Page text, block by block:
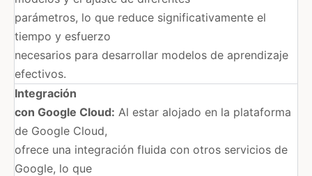
parámetros, lo que reduce significativamente el
tiempo y esfuerzo
necesarios para desarrollar modelos de aprendizaje
efectivos. ​
Integración
con Google Cloud: Al estar alojado en la plataforma
de Google Cloud,
ofrece una integración fluida con otros servicios de
Google, lo que